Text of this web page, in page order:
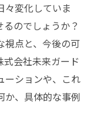
々変化していま
のでしょうか？
視点と、今後の可
会社未来ガード
ーションや、これ
か、具体的な事例